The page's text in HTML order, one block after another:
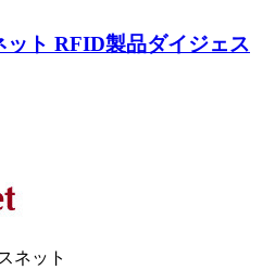
ット RFID製品ダイジェス
ネット